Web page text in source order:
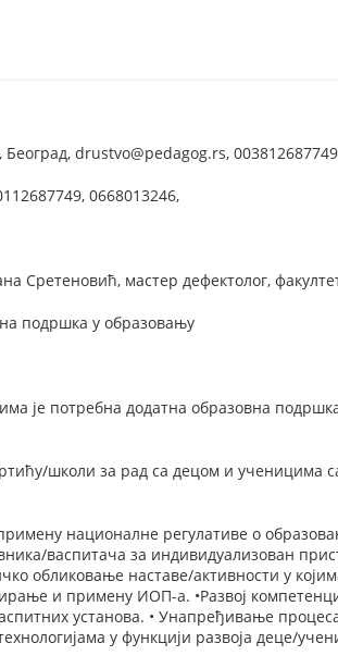
drustvo@pedagog.rs,
0668013246,
Сретеновић, мастер дефектолог,
подршка у образовању
је потребна додатна образовна
школи за рад са децом и ученицима
националне регулативе о
васпитача за индивидуализован
обликовање наставе/активности у
и примену ИОП-а. •Развој
установа. • Унапређивање
у функцији развоја деце/